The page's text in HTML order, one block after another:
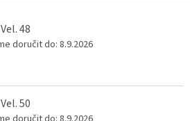
48
doručit do: 8.9.2026
50